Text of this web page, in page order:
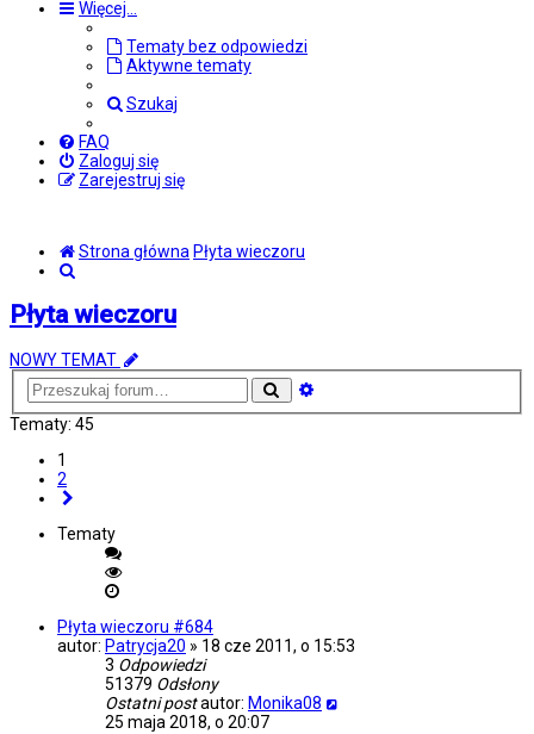
Więcej…
Tematy bez odpowiedzi
Aktywne tematy
Szukaj
FAQ
Zaloguj się
Zarejestruj się
Strona główna Płyta wieczoru
Płyta wieczoru
NOWY TEMAT
Szukaj
Tematy: 45
1
2
Tematy
Płyta wieczoru #684
autor: Patrycja20 » 18 cze 2011, o 15:53
3 Odpowiedzi
51379 Odsłony
Ostatni postautor: Monika08
25 maja 2018, o 20:07